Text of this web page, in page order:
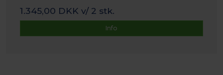
1.345,00 DKK v/ 2 stk.
Info